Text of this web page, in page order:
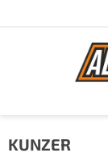
KUNZER